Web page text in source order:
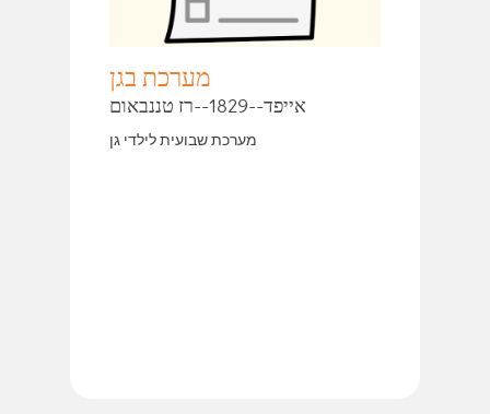
מערכת בגן
אייפד--1829--רז טננבאום
מערכת שבועית לילדי גן